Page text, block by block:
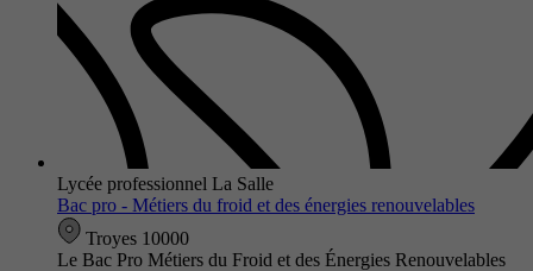
Lycée professionnel La Salle
Bac pro - Métiers du froid et des énergies renouvelables
Troyes 10000
Le Bac Pro Métiers du Froid et des Énergies Renouvelables